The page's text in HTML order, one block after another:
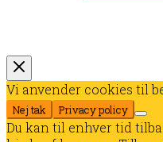
Vi anvender cookies til
Nej tak
Privacy policy
Du kan til enhver tid